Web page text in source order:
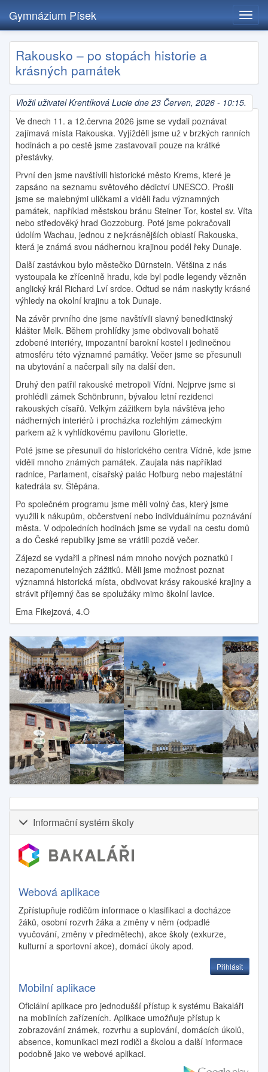
Přejít
hlavnímu
obsahu
Gymnázium Písek
Rakousko – po stopách historie a
krásných památek
Vložil uživatelKrentíková Lucie dne 23 Červen, 2026 - 10:15.
Ve dnech 11. a 12.června 2026 jsme se vydali poznávat
zajímavá místa Rakouska. Vyjížděli jsme už v brzkých ranních
hodinách a po cestě jsme zastavovali pouze na krátké
přestávky.
První den jsme navštívili historické město Krems, které je
zapsáno na seznamu světového dědictví UNESCO. Prošli
jsme se malebnými uličkami a viděli řadu významných
památek, například městskou bránu Steiner Tor, kostel sv. Víta
nebo středověký hrad Gozzoburg. Poté jsme pokračovali
údolím Wachau, jednou z nejkrásnějších oblastí Rakouska,
která je známá svou nádhernou krajinou podél řeky Dunaje.
Další zastávkou bylo městečko Dürnstein. Většina z nás
vystoupala ke zřícenině hradu, kde byl podle legendy vězněn
anglický král Richard Lví srdce. Odtud se nám naskytly krásné
výhledy na okolní krajinu a tok Dunaje.
Na závěr prvního dne jsme navštívili slavný benediktinský
klášter Melk. Během prohlídky jsme obdivovali bohatě
zdobené interiéry, impozantní barokní kostel i jedinečnou
atmosféru této významné památky. Večer jsme se přesunuli
na ubytování a načerpali síly na další den.
Druhý den patřil rakouské metropoli Vídni. Nejprve jsme si
prohlédli zámek Schönbrunn, bývalou letní rezidenci
rakouských císařů. Velkým zážitkem byla návštěva jeho
nádherných interiérů i procházka rozlehlým zámeckým
parkem až k vyhlídkovému pavilonu Gloriette.
Poté jsme se přesunuli do historického centra Vídně, kde jsme
viděli mnoho známých památek. Zaujala nás například
radnice, Parlament, císařský palác Hofburg nebo majestátní
katedrála sv. Štěpána.
Po společném programu jsme měli volný čas, který jsme
využili k nákupům, občerstvení nebo individuálnímu poznávání
města. V odpoledních hodinách jsme se vydali na cestu domů
a do České republiky jsme se vrátili pozdě večer.
Zájezd se vydařil a přinesl nám mnoho nových poznatků i
nezapomenutelných zážitků. Měli jsme možnost poznat
významná historická místa, obdivovat krásy rakouské krajiny a
strávit příjemný čas se spolužáky mimo školní lavice.
Ema Fikejzová, 4.O
Informační systém školy
Webová aplikace
Zpřístupňuje rodičům informace o klasifikaci a docházce
žáků, osobní rozvrh žáka a změny v něm (odpadlé
vyučování, změny v předmětech), akce školy (exkurze,
kulturní a sportovní akce), domácí úkoly apod.
Přihlásit
Mobilní aplikace
Oficiální aplikace pro jednodušší přístup k systému Bakaláři
na mobilních zařízeních. Aplikace umožňuje přístup k
zobrazování známek, rozvrhu a suplování, domácích úkolů,
absence, komunikaci mezi rodiči a školou a další informace
podobně jako ve webové aplikaci.